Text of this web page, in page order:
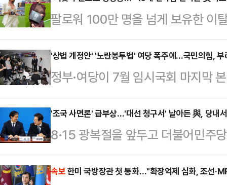
팔로워 100만 명을 넘게 보유한 이
나의 과한 노출 의상이 화제의 중
에 따르면 엘레오노라 인카르도나
스타디움에서 열린 PSG와 바이에
착용했다.공개된 사진에 따르면 인
트와 브라톱 차림(사진 왼쪽)으로
셜미디어(SNS)에 공유돼 화제를
태의 상의 차림은 과하…
'상법 개정안' '노란봉투법' 여당 폭주에…국민의힘, 부
정부·여당이 7월 임시국회 마지막
브를 예고하면서, 국민의힘이 부랴
지 않지만 할 수 있는 모든 방안을
나 실질적으로는 필리버스터 외에
언석 비상대책위원장 겸 원내대표
를 각각 소집하고, 입법 강행을 예
'조국 사면론' 급부상…'대선 청구서' 날아든 與, 당내
8·15 광복절을 앞두고 더불어민주
한 특별사면을 요청하는 목소리가
당 소속 일부 의원은 아예 공개 건
속보한미 국방장관 첫 통화…"확장억제 심화, 조선